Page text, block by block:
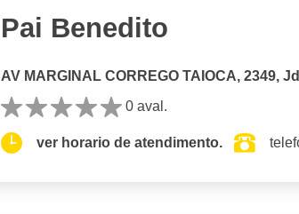
Pai Benedito
AV MARGINAL CORREGO TAIOCA, 2349,
0 aval.
ver horario de atendimento.